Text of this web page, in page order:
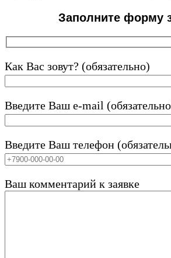
Заполните форму
Как Вас зовут? (обязательно)
Введите Ваш e-mail
Введите Ваш телефон
Ваш комментарий к заявке